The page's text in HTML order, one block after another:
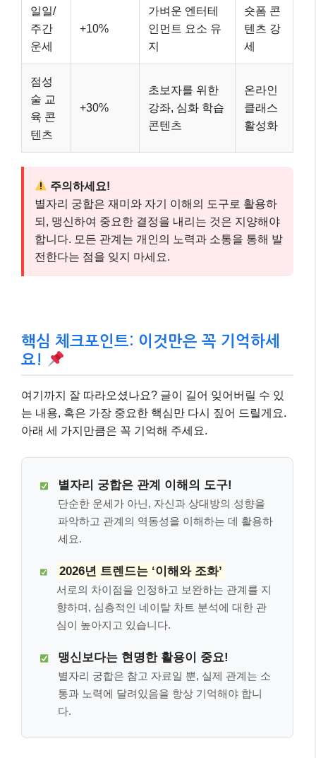
일일/
주간
운세
+10%
가벼운 엔터테
인먼트 요소 유
지
숏폼 콘
텐츠 강
세
점성
술 교
육 콘
텐츠
+30%
초보자를 위한
강좌, 심화 학습
콘텐츠
온라인
클래스
활성화
주의하세요!
별자리 궁합은 재미와 자기 이해의 도구로 활용하
되, 맹신하여 중요한 결정을 내리는 것은 지양해야
합니다. 모든 관계는 개인의 노력과 소통을 통해 발
전한다는 점을 잊지 마세요.
핵심 체크포인트: 이것만은 꼭 기억하세
요!
여기까지 잘 따라오셨나요? 글이 길어 잊어버릴 수 있
는 내용, 혹은 가장 중요한 핵심만 다시 짚어 드릴게요.
아래 세 가지만큼은 꼭 기억해 주세요.
별자리 궁합은 관계 이해의 도구!
단순한 운세가 아닌, 자신과 상대방의 성향을
파악하고 관계의 역동성을 이해하는 데 활용하
세요.
2026년 트렌드는 ‘이해와 조화’
서로의 차이점을 인정하고 보완하는 관계를 지
향하며, 심층적인 네이탈 차트 분석에 대한 관
심이 높아지고 있습니다.
맹신보다는 현명한 활용이 중요!
별자리 궁합은 참고 자료일 뿐, 실제 관계는 소
통과 노력에 달려있음을 항상 기억해야 합니
다.